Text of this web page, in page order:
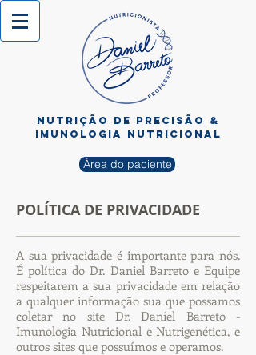
NUTRIÇÃO de PRECISÃO &
imunologia nutricional
Área do paciente
POLÍTICA DE PRIVACIDADE
A sua privacidade é importante para nós.
É política do Dr. Daniel Barreto e Equipe
respeitarem a sua privacidade em relação
a qualquer informação sua que possamos
coletar no site Dr. Daniel Barreto -
Imunologia Nutricional e Nutrigenética, e
outros sites que possuímos e operamos.